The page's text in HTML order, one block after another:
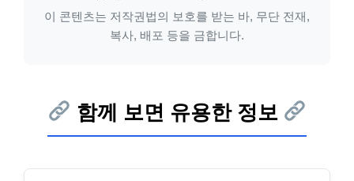
이 콘텐츠는 저작권법의 보호를 받는 바, 무단 전재,
복사, 배포 등을 금합니다.
함께 보면 유용한 정보